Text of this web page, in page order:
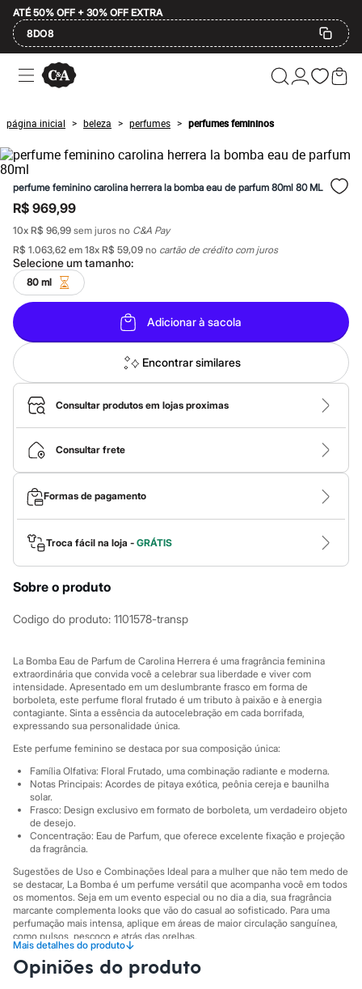
ATÉ 50% OFF + 30% OFF EXTRA
8DO8
Ofertas
Compre por Departamento
Masculino
Infantil
Calçados
Plus Size
2 calçados por R$189
2 peças por R$199
3 lingeries por R$99
3 itens de beleza por R$129
Até 20% off
Até 40% off
Até 60% off
A partir de 60% off
Feminino
Em alta
Inverno
Alfaiataria
Novidades
Roupas
Blusas e Camisetas
Básicos
Calças
Casacos e Jaquetas
Jeans
Macacões
Saias
Shorts e Bermudas
Vestidos
Acessórios
Bolsas
Bonés e Chapéus
Bijoux
Cintos
Óculos
Relógios
Calçados
Botas
Rasteirinhas
Sandálias
Sapatilhas
Tênis
Marcas
City
Clock House
Mindset
Sawary
Yessica
Moda esportiva
Acessórios
Blusas
Calçados
Leggings
Shorts e Bermudas
Tops
Moda íntima
Calcinhas
Cintas e Modeladores
Meias
Pijamas
Sutiãs e Tops
página inicial > beleza > perfumes > perfumes femininos
perfume feminino carolina herrera la bomba eau de parfum 80ml 80 ML
R$ 969,99
10x R$ 96,99 sem juros no C&A Pay
R$ 1.063,62 em 18x R$ 59,09 no cartão de crédito com juros
Selecione umtamanho:
80 ml
Adicionar à sacola
Encontrar similares
Consultar produtos em lojas proximas
Consultar frete
Formas de pagamento
Troca fácil na loja - GRÁTIS
Sobre o produto
Codigo do produto: 1101578-transp
La Bomba Eau de Parfum de Carolina Herrera é uma fragrância feminina
extraordinária que convida você a celebrar sua liberdade e viver com
intensidade. Apresentado em um deslumbrante frasco em forma de
borboleta, este perfume floral frutado é um tributo à paixão e à energia
contagiante. Sinta a essência da autocelebração em cada borrifada,
expressando sua personalidade única.
Este perfume feminino se destaca por sua composição única:
Família Olfativa: Floral Frutado, uma combinação radiante e moderna.
Notas Principais: Acordes de pitaya exótica, peônia cereja e baunilha
solar.
Frasco: Design exclusivo em formato de borboleta, um verdadeiro objeto
de desejo.
Concentração: Eau de Parfum, que oferece excelente fixação e projeção
da fragrância.
Sugestões de Uso e Combinações Ideal para a mulher que não tem medo de
se destacar, La Bomba é um perfume versátil que acompanha você em todos
os momentos. Seja em um evento especial ou no dia a dia, sua fragrância
marcante complementa looks que vão do casual ao sofisticado. Para uma
perfumação mais intensa, aplique em áreas de maior circulação sanguínea,
como pulsos, pescoço e atrás das orelhas.
A gente se encontra na C&A! ❤
Mais detalhes do produto↓
Informacoes gerais:
Opiniões do produto